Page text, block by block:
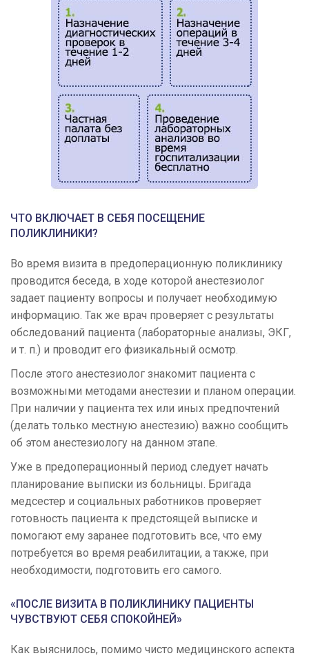
ЧТО ВКЛЮЧАЕТ В СЕБЯ ПОСЕЩЕНИЕ
ПОЛИКЛИНИКИ?
Во время визита в предоперационную поликлинику
проводится беседа, в ходе которой анестезиолог
задает пациенту вопросы и получает необходимую
информацию. Так же врач проверяет с результаты
обследований пациента (лабораторные анализы, ЭКГ,
и т. п.) и проводит его физикальный осмотр.
После этого анестезиолог знакомит пациента с
возможными методами анестезии и планом операции.
При наличии у пациента тех или иных предпочтений
(делать только местную анестезию) важно сообщить
об этом анестезиологу на данном этапе.
Уже в предоперационный период следует начать
планирование выписки из больницы. Бригада
медсестер и социальных работников проверяет
готовность пациента к предстоящей выписке и
помогают ему заранее подготовить все, что ему
потребуется во время реабилитации, а также, при
необходимости, подготовить его самого.
«ПОСЛЕ ВИЗИТА В ПОЛИКЛИНИКУ ПАЦИЕНТЫ
ЧУВСТВУЮТ СЕБЯ СПОКОЙНЕЙ»
Как выяснилось, помимо чисто медицинского аспекта